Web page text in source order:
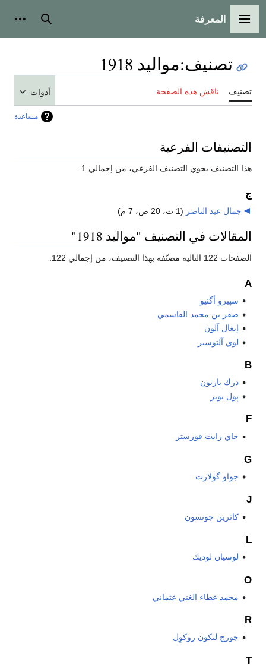
القائمة الرئيسية
المعرفة بحث
تصنيف:مواليد 1918
تصنيف ناقش هذه الصفحة أدوات
مساعدة
التصنيفات الفرعية
هذا التصنيف يحوي التصنيف الفرعي، من إجمالي 1.
ج
جمال عبد الناصر (1 ت، 20 ص، 7 م)
المقالات في التصنيف "مواليد 1918"
الصفحات 122 التالية مصنّفة بهذا التصنيف، من إجمالي 122.
A
سپيرو أگنيو
صقر بن محمد القاسمي
إيغال آلون
لوي آلتوسير
B
درك بارتون
پول بوير
F
جاي رايت فورستر
G
جواو گولارت
J
كاثرين جونسون
L
لوسيان لوديك
O
محمد عطاء الغني عثماني
R
جورج لنكون روكوِل
T